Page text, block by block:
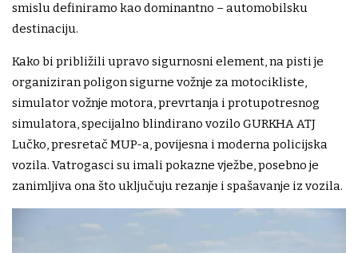
smislu definiramo kao dominantno – automobilsku
destinaciju.
Kako bi približili upravo sigurnosni element, na pisti je
organiziran poligon sigurne vožnje za motocikliste,
simulator vožnje motora, prevrtanja i protupotresnog
simulatora, specijalno blindirano vozilo GURKHA ATJ
Lučko, presretač MUP-a, povijesna i moderna policijska
vozila. Vatrogasci su imali pokazne vježbe, posebno je
zanimljiva ona što uključuju rezanje i spašavanje iz vozila.